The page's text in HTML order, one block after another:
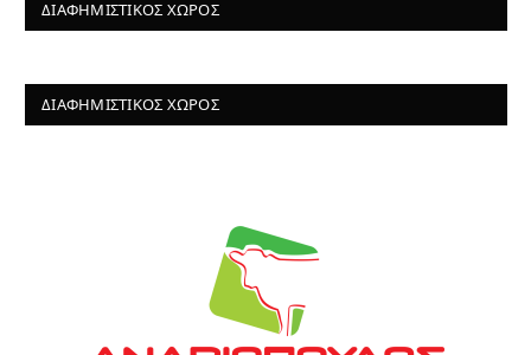
ΔΙΑΦΗΜΙΣΤΙΚΌΣ ΧΏΡΟΣ
ΔΙΑΦΗΜΙΣΤΙΚΌΣ ΧΏΡΟΣ